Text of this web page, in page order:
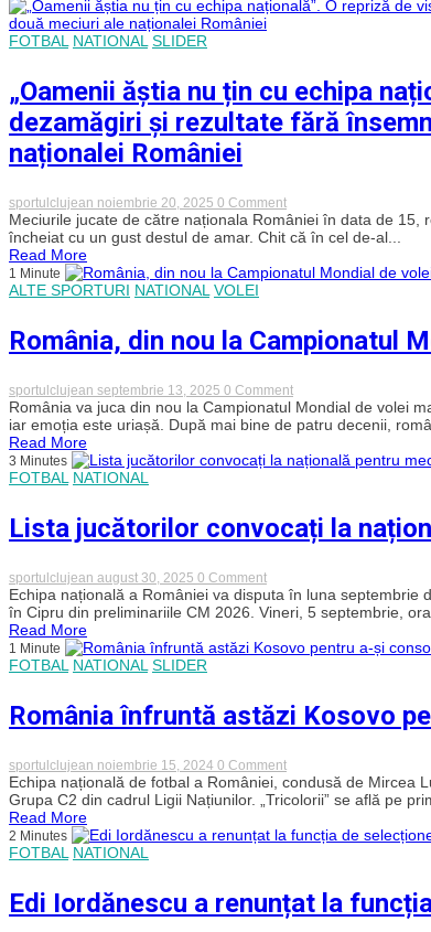
și
de
viață
FOTBAL NATIONAL SLIDER
„Oamenii ăștia nu țin cu echipa
dezamăgiri și rezultate fără
naționalei României
sportulclujean noiembrie 20, 2025 0 Commenton
„Oamenii
ăștia
nu
cu
repriză
de
urmată
doar
de
dezamăgiri
rezultate
ultimelor
două
naționalei
României
Meciurile jucate de către naționala României în data de
încheiat cu un gust destul de amar. Chit că în cel de-al...
Read More
1 Minute
ALTE SPORTURI NATIONAL VOLEI
România, din nou la Campionatul
sportulclujean septembrie 13, 2025 0 Commenton
România,
din
nou
Campionatul
masculin
după
ani!
România va juca din nou la Campionatul Mondial de volei
iar emoția este uriașă. După mai bine de patru decenii,
Read More
3 Minutes
FOTBAL NATIONAL
Lista jucătorilor convocați la
sportulclujean august 30, 2025 0 Commenton
Lista
jucătorilor
convocați
națională
Canada
și
Echipa națională a României va disputa în luna
în Cipru din preliminariile CM 2026. Vineri, 5 septembrie, ora
Read More
1 Minute
FOTBAL NATIONAL SLIDER
România înfruntă astăzi Kosovo
sportulclujean noiembrie 15, 2024 0 Commenton
România
înfruntă
astăzi
pentru
primul
loc
Echipa națională de fotbal a României, condusă de Mircea
Grupa C2 din cadrul Ligii Națiunilor. „Tricolorii” se află pe
Read More
2 Minutes
FOTBAL NATIONAL
Edi Iordănescu a renunțat la